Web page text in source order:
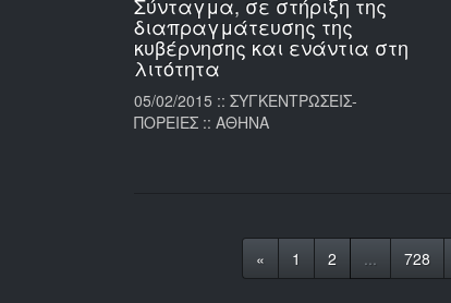
διαπραγμάτευσης της
κυβέρνησης και ενάντια στη
λιτότητα
05/02/2015 :: ΣΥΓΚΕΝΤΡΩΣΕΙΣ-
ΠΟΡΕΙΕΣ :: ΑΘΗΝΑ
« 1 2 ... 728